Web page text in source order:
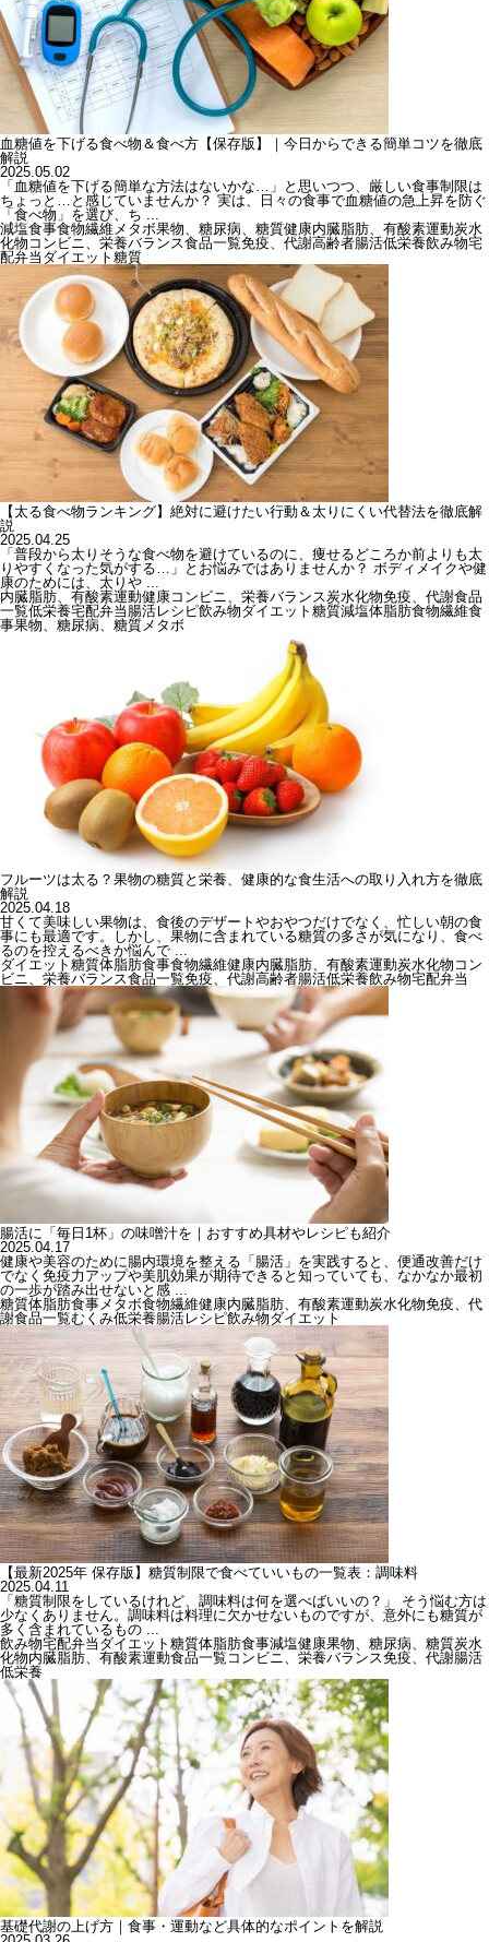
血糖値を下げる食べ物＆食べ方【保存版】｜今日からできる簡単コツを徹底
解説
2025.05.02
「血糖値を下げる簡単な方法はないかな…」と思いつつ、厳しい食事制限は
ちょっと…と感じていませんか？ 実は、日々の食事で血糖値の急上昇を防ぐ
「食べ物」を選び、ち ...
減塩食事食物繊維メタボ果物、糖尿病、糖質健康内臓脂肪、有酸素運動炭水
化物 コンビニ、栄養バランス食品一覧免疫、代謝高齢者腸活低栄養飲み物宅
配弁当 ダイエット 糖質
【太る食べ物ランキング】絶対に避けたい行動＆太りにくい代替法を徹底解
説
2025.04.25
「普段から太りそうな食べ物を避けているのに、痩せるどころか前よりも太
りやすくなった気がする…」とお悩みではありませんか？ ボディメイクや健
康のためには、太りや ...
内臓脂肪、有酸素運動健康コンビニ、栄養バランス炭水化物免疫、代謝食品
一覧低栄養宅配弁当 腸活レシピ飲み物ダイエット 糖質減塩体脂肪食物繊維食
事果物、糖尿病、糖質メタボ
フルーツは太る？果物の糖質と栄養、健康的な食生活への取り入れ方を徹底
解説
2025.04.18
甘くて美味しい果物は、食後のデザートやおやつだけでなく、忙しい朝の食
事にも最適です。しかし、果物に含まれている糖質の多さが気になり、食べ
るのを控えるべきか悩んで ...
ダイエット 糖質体脂肪食事食物繊維健康内臓脂肪、有酸素運動炭水化物 コン
ビニ、栄養バランス食品一覧免疫、代謝高齢者腸活低栄養飲み物宅配弁当
腸活に「毎日1杯」の味噌汁を｜おすすめ具材やレシピも紹介
2025.04.17
健康や美容のために腸内環境を整える「腸活」を実践すると、便通改善だけ
でなく免疫力アップや美肌効果が期待できると知っていても、なかなか最初
の一歩が踏み出せないと感 ...
糖質体脂肪食事メタボ食物繊維健康内臓脂肪、有酸素運動炭水化物免疫、代
謝食品一覧むくみ低栄養腸活レシピ飲み物ダイエット
【最新2025年 保存版】糖質制限で食べていいもの一覧表：調味料
2025.04.11
「糖質制限をしているけれど、調味料は何を選べばいいの？」 そう悩む方は
少なくありません。調味料は料理に欠かせないものですが、意外にも糖質が
多く含まれているもの ...
飲み物宅配弁当 ダイエット 糖質体脂肪食事減塩健康果物、糖尿病、糖質炭水
化物内臓脂肪、有酸素運動食品一覧 コンビニ、栄養バランス免疫、代謝腸活
低栄養
基礎代謝の上げ方｜食事・運動など具体的なポイントを解説